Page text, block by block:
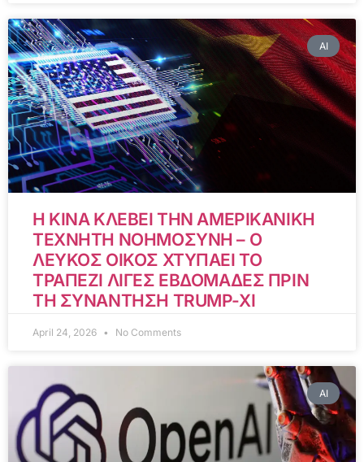
AI
Η ΚΙΝΑ ΚΛΕΒΕΙ ΤΗΝ ΑΜΕΡΙΚΑΝΙΚΗ
ΤΕΧΝΗΤΗ ΝΟΗΜΟΣΥΝΗ – Ο
ΛΕΥΚΟΣ ΟΙΚΟΣ ΧΤΥΠΑΕΙ ΤΟ
ΤΡΑΠΕΖΙ ΛΙΓΕΣ ΕΒΔΟΜΑΔΕΣ ΠΡΙΝ
ΤΗ ΣΥΝΑΝΤΗΣΗ TRUMP-XI
April 24, 2026 No Comments
AI